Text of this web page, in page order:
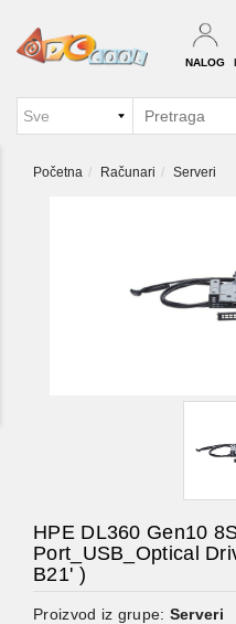
NALOG
Početna Računari Serveri
HPE DL360 Gen10
Port_USB_Optical
B21' )
Proizvod iz grupe: Serveri